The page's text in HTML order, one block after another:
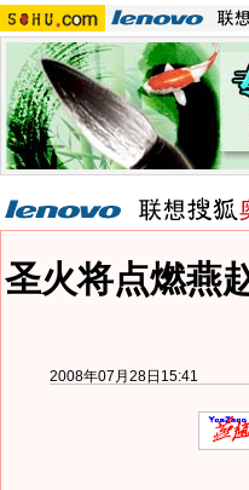
圣火将点燃燕
2008年07月28日15:41